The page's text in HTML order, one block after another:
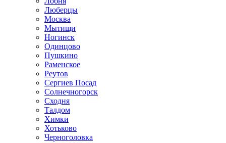
Люберцы
Москва
Мытищи
Ногинск
Одинцово
Пушкино
Раменское
Реутов
Сергиев Посад
Солнечногорск
Сходня
Талдом
Химки
Хотьково
Черноголовка